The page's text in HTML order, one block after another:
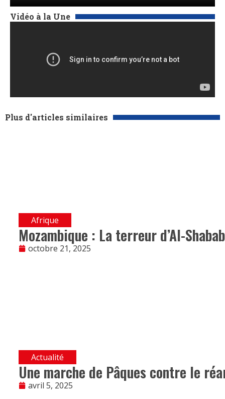
Vidéo à la Une
Plus d'articles similaires
Afrique
Mozambique : La terreur d’Al-
octobre 21, 2025
Actualité
Une marche de Pâques contre le
avril 5, 2025